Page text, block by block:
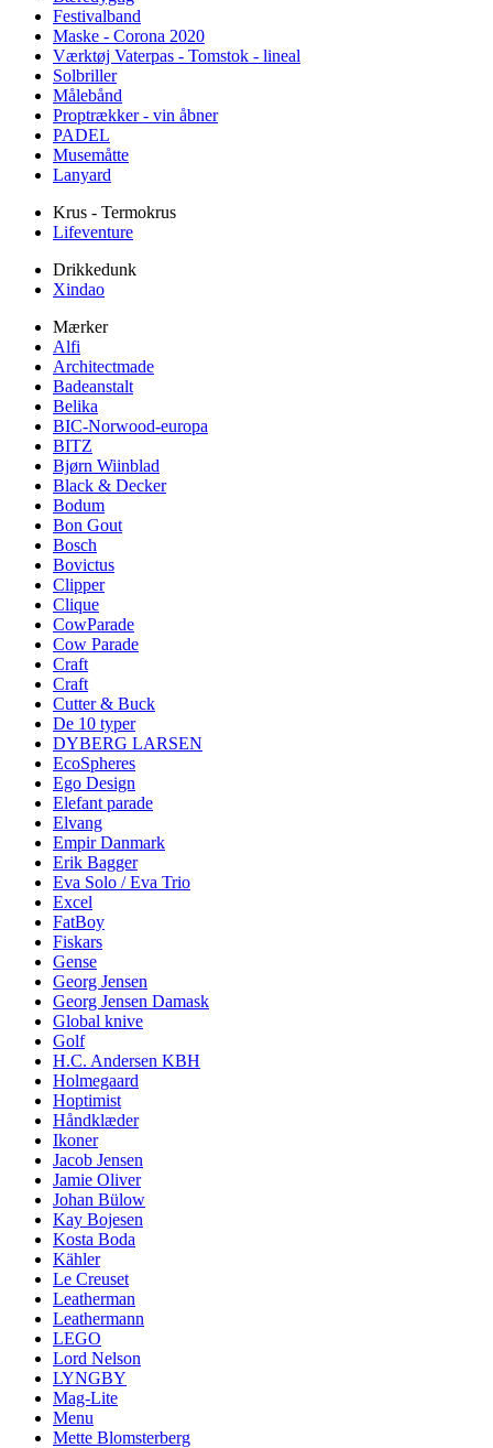
Festivalband
Maske - Corona 2020
Værktøj Vaterpas - Tomstok - lineal
Solbriller
Målebånd
Proptrækker - vin åbner
PADEL
Musemåtte
Lanyard
Krus - Termokrus
Lifeventure
Drikkedunk
Xindao
Mærker
Alfi
Architectmade
Badeanstalt
Belika
BIC-Norwood-europa
BITZ
Bjørn Wiinblad
Black & Decker
Bodum
Bon Gout
Bosch
Bovictus
Clipper
Clique
CowParade
Cow Parade
Craft
Craft
Cutter & Buck
De 10 typer
DYBERG LARSEN
EcoSpheres
Ego Design
Elefant parade
Elvang
Empir Danmark
Erik Bagger
Eva Solo / Eva Trio
Excel
FatBoy
Fiskars
Gense
Georg Jensen
Georg Jensen Damask
Global knive
Golf
H.C. Andersen KBH
Holmegaard
Hoptimist
Håndklæder
Ikoner
Jacob Jensen
Jamie Oliver
Johan Bülow
Kay Bojesen
Kosta Boda
Kähler
Le Creuset
Leatherman
Leathermann
LEGO
Lord Nelson
LYNGBY
Mag-Lite
Menu
Mette Blomsterberg